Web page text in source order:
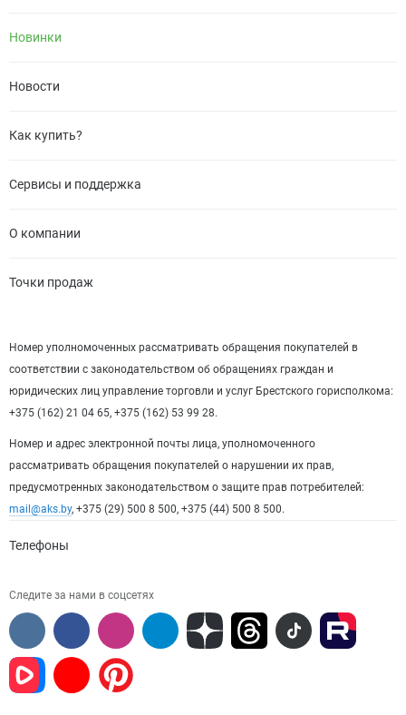
Новинки
Новости
Как купить?
Сервисы и поддержка
О компании
Точки продаж
Номер уполномоченных рассматривать обращения покупателей в
соответствии с законодательством об обращениях граждан и
юридических лиц управление торговли и услуг Брестского горисполкома:
+375 (162) 21 04 65, +375 (162) 53 99 28.
Номер и адрес электронной почты лица, уполномоченного
рассматривать обращения покупателей о нарушении их прав,
предусмотренных законодательством о защите прав потребителей:
mail@aks.by, +375 (29) 500 8 500, +375 (44) 500 8 500.
Телефоны
Следите за нами в соцсетях